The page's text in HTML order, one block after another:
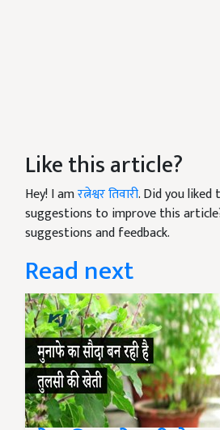
Like this article?
Hey! I amरत्नेश्वर तिवारी. Did you liked
suggestions to improve this
suggestions and feedback.
Read next